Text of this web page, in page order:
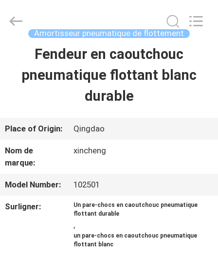
MAISON
VR
SHOW
A
PROPOS
Rubber
Amortisseur pneumatique de flottement
Fendeur en caoutchouc
pneumatique flottant blanc
durable
Place of Origin: Qingdao
Nom de
marque:
xincheng
Model Number: 102501
Surligner:
Un pare-chocs en caoutchouc pneumatique
flottant durable
,
un pare-chocs en caoutchouc pneumatique
flottant blanc